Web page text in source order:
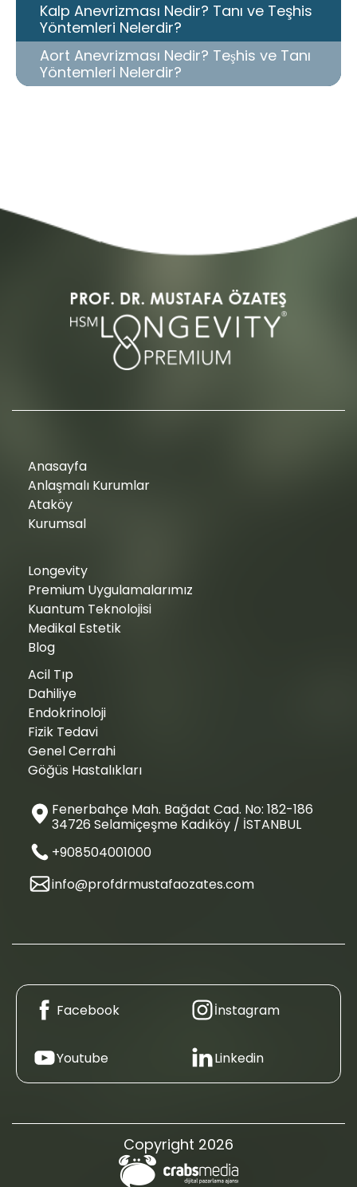
Kalp Anevrizması Nedir? Tanı ve Teşhis
Yöntemleri Nelerdir?
Aort Anevrizması Nedir? Teşhis ve Tanı
Yöntemleri Nelerdir?
Anasayfa
Anlaşmalı Kurumlar
Ataköy
Kurumsal
Longevity
Premium Uygulamalarımız
Kuantum Teknolojisi
Medikal Estetik
Blog
Acil Tıp
Dahiliye
Endokrinoloji
Fizik Tedavi
Genel Cerrahi
Göğüs Hastalıkları
Fenerbahçe Mah. Bağdat Cad. No: 182-186
34726 Selamiçeşme Kadıköy / İSTANBUL
+908504001000
info@profdrmustafaozates.com
Facebook İnstagram
Youtube Linkedin
Copyright 2026